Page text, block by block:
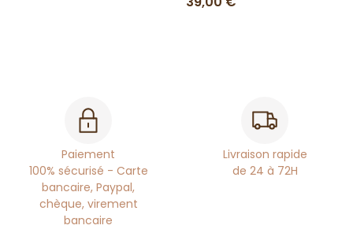
Paiement
100% sécurisé - Carte
bancaire, Paypal,
chèque, virement
bancaire
Livraison rapide
de 24 à 72H